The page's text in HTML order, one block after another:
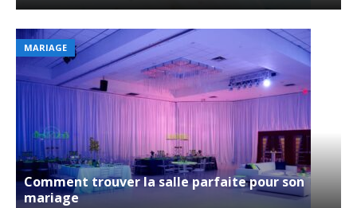
MARIAGE
Comment trouver la salle parfaite pour son
mariage